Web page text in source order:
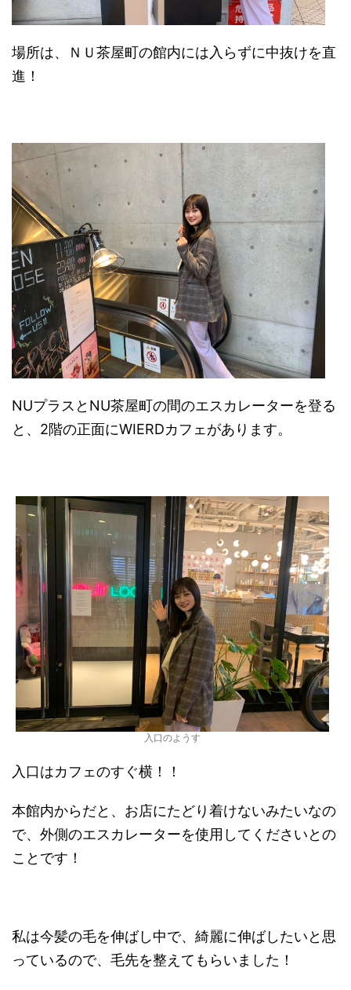
場所は、ＮＵ茶屋町の館内には入らずに中抜けを直
進！
NUプラスとNU茶屋町の間のエスカレーターを登る
と、2階の正面にWIERDカフェがあります。
入口のようす
入口はカフェのすぐ横！！
本館内からだと、お店にたどり着けないみたいなの
で、外側のエスカレーターを使用してくださいとの
ことです！
私は今髪の毛を伸ばし中で、綺麗に伸ばしたいと思
っているので、毛先を整えてもらいました！